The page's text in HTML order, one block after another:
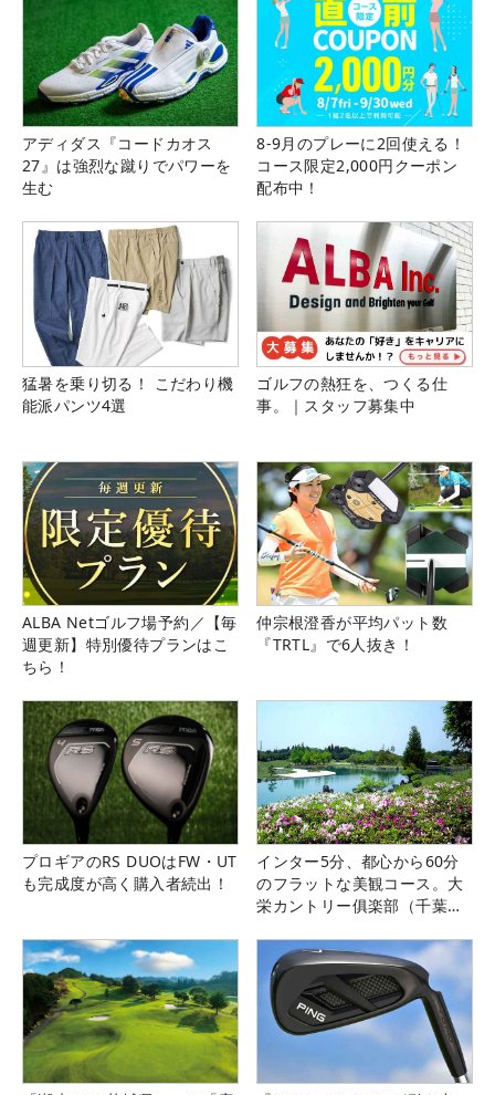
アディダス『コードカオス
27』は強烈な蹴りでパワーを
生む
8-9月のプレーに2回使える！
コース限定2,000円クーポン
配布中！
猛暑を乗り切る！ こだわり機
能派パンツ4選
ゴルフの熱狂を、つくる仕
事。｜スタッフ募集中
ALBA Netゴルフ場予約／【毎
週更新】特別優待プランはこ
ちら！
仲宗根澄香が平均パット数
『TRTL』で6人抜き！
プロギアのRS DUOはFW・UT
も完成度が高く購入者続出！
インター5分、都心から60分
のフラットな美観コース。大
栄カントリー俱楽部（千葉